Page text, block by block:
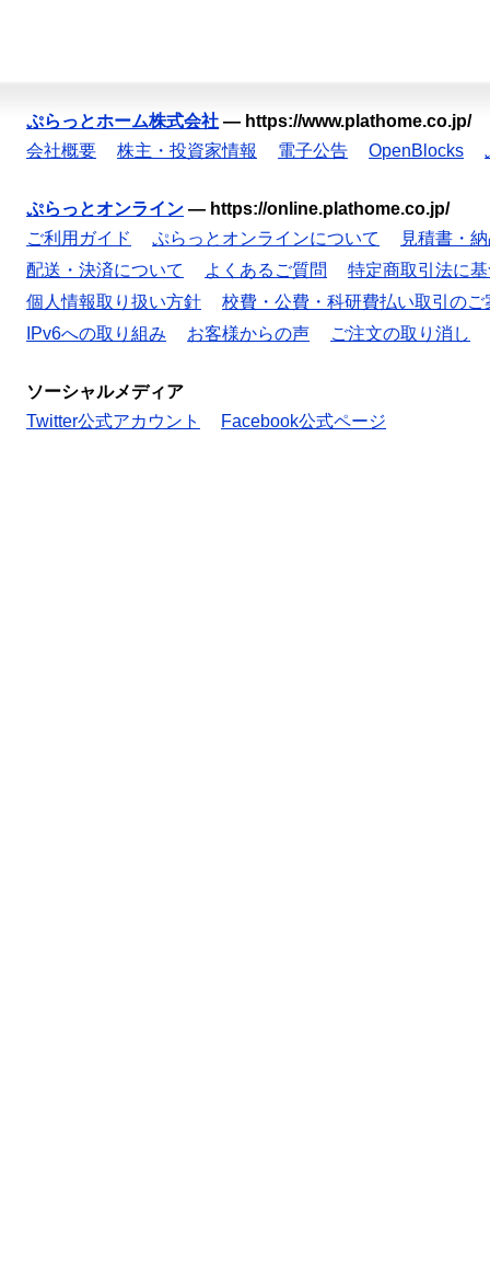
ぷらっとホーム株式会社 — https://www.plathome.co.jp/
会社概要
株主・投資家情報 電子公告 OpenBlocks
ぷらっとオンライン — https://online.plathome.co.jp/
ご利用ガイド
ぷらっとオンラインについて
見積書・
配送・決済について
よくあるご質問
特定商取引法に
個人情報取り扱い方針
校費・公費・科研費払い取引のご
IPv6への取り組み
お客様からの声 ご注文の取り消し
ソーシャルメディア
Twitter公式アカウント
Facebook公式ページ